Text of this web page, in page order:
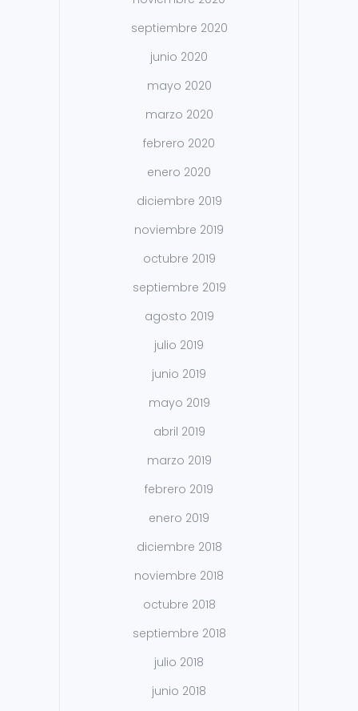
septiembre 2020
junio 2020
mayo 2020
marzo 2020
febrero 2020
enero 2020
diciembre 2019
noviembre 2019
octubre 2019
septiembre 2019
agosto 2019
julio 2019
junio 2019
mayo 2019
abril 2019
marzo 2019
febrero 2019
enero 2019
diciembre 2018
noviembre 2018
octubre 2018
septiembre 2018
julio 2018
junio 2018